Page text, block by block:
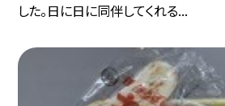
した。日に日に同伴してくれる...